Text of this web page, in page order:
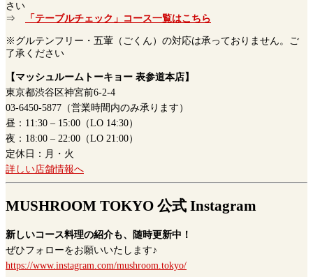
さい
⇒
「テーブルチェック」コース一覧はこちら
※グルテンフリー・五葷（ごくん）の対応は承っておりません。ご
了承ください
【マッシュルームトーキョー 表参道本店】
東京都渋谷区神宮前6-2-4
03-6450-5877（営業時間内のみ承ります）
昼：11:30 – 15:00（LO 14:30）
夜：18:00 – 22:00（LO 21:00）
定休日：月・火
詳しい店舗情報へ
MUSHROOM TOKYO 公式 Instagram
新しいコース料理の紹介も、随時更新中！
ぜひフォローをお願いいたします♪
https://www.instagram.com/mushroom.tokyo/